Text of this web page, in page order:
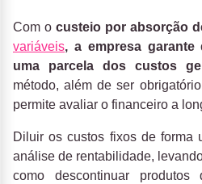
Com o custeio por absorção
variáveis, a empresa garante
uma parcela dos custos
método, além de ser
permite avaliar o financeiro a
Diluir os custos fixos de forma
análise de rentabilidade,
como descontinuar